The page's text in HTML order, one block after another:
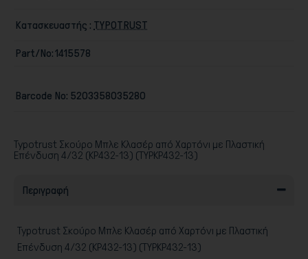
Παιχνίδια
Κατασκευαστής : TYPOTRUST
Part/No:1415578
Barcode No: 5203358035280
Typotrust Σκούρο Μπλε Κλασέρ από Χαρτόνι με Πλαστική
Επένδυση 4/32 (KP432-13) (TYPKP432-13)
Περιγραφή
Typotrust Σκούρο Μπλε Κλασέρ από Χαρτόνι με Πλαστική
Επένδυση 4/32 (KP432-13) (TYPKP432-13)